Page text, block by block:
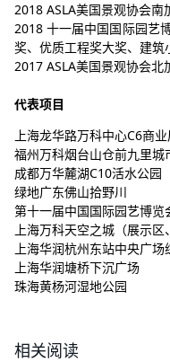
2018 ASLA美国景观协会南
2018 十一届中国国际园艺
奖、优质工程奖大奖、建筑
2017 ASLA美国景观协会北
代表项目
上海龙华路万科中心C6商
福州万科烟台山仓前九里城
成都万华麓湖C10活水公园
绿地广东佛山拾野川
第十一届中国国际园艺博览
上海万科天空之城（展示
上海华润杭州东站中央广场
上海华润塘桥下沉广场
珠海黄杨河湿地公园
相关阅读